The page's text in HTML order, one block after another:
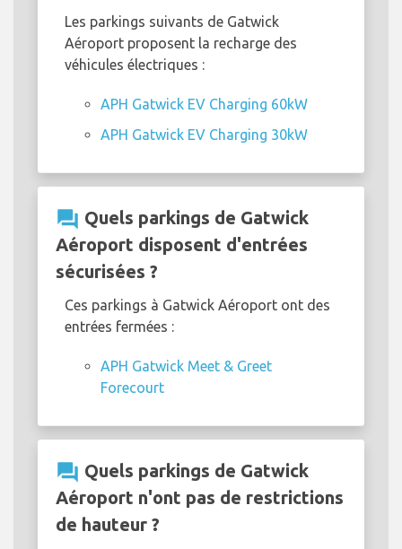
Les parkings suivants de Gatwick
Aéroport proposent la recharge des
véhicules électriques :
APH Gatwick EV Charging 60kW
APH Gatwick EV Charging 30kW
question_answer Quels parkings de Gatwick
Aéroport disposent d'entrées
sécurisées ?
Ces parkings à Gatwick Aéroport ont des
entrées fermées :
APH Gatwick Meet & Greet
Forecourt
question_answer Quels parkings de Gatwick
Aéroport n'ont pas de restrictions
de hauteur ?